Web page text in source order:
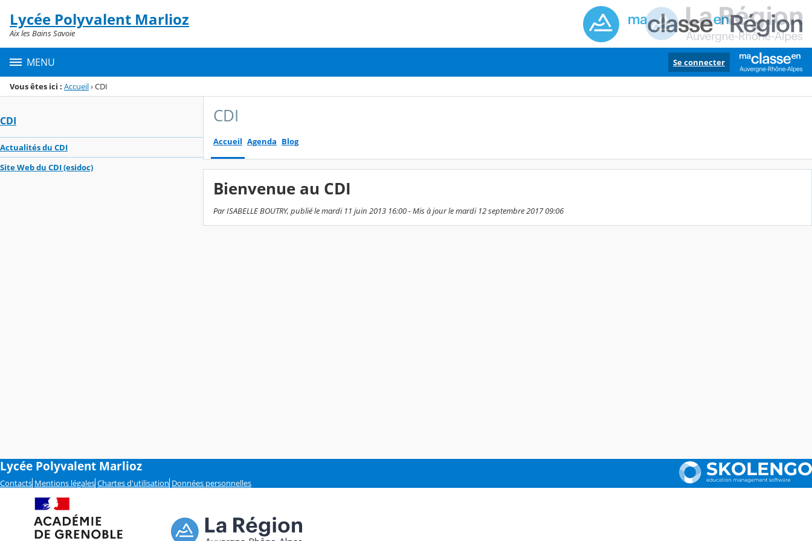
Menu de la rubrique
Contenu
Lycée Polyvalent Marlioz
Aix les Bains Savoie
MENU Se connecter
Vous êtes ici : Accueil›CDI
CDI
Actualités du CDI
Site Web du CDI (esidoc)
CDI
Accueil Agenda Blog
Bienvenue au CDI
Par ISABELLE BOUTRY, publié le mardi 11 juin 2013 16:00 - Mis à jour le mardi 12 septembre 2017 09:06
Lycée Polyvalent Marlioz
Contacts Mentions légales Chartes d'utilisation Données personnelles